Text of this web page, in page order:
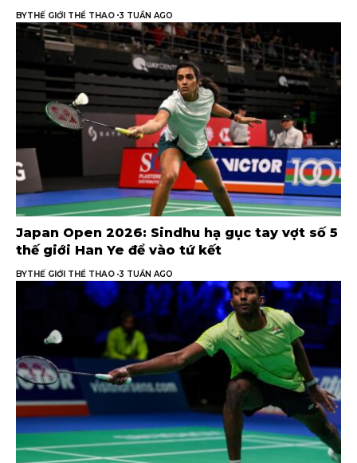
BYTHẾ GIỚI THỂ THAO 3 TUẦN AGO
Japan Open 2026: Sindhu hạ gục tay vợt số 5
thế giới Han Ye để vào tứ kết
BYTHẾ GIỚI THỂ THAO 3 TUẦN AGO